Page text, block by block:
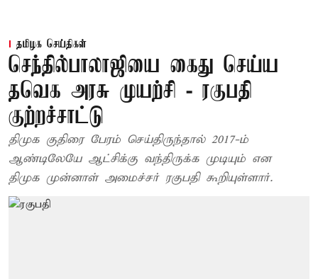
தமிழக செய்திகள்
செந்தில்பாலாஜியை கைது செய்ய
தவெக அரசு முயற்சி - ரகுபதி
குற்றச்சாட்டு
திமுக குதிரை பேரம் செய்திருந்தால் 2017-ம்
ஆண்டிலேயே ஆட்சிக்கு வந்திருக்க முடியும் என
திமுக முன்னாள் அமைச்சர் ரகுபதி கூறியுள்ளார்.